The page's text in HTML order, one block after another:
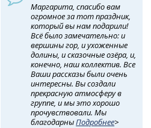
Маргарита, спасибо вам
огромное за тот праздник,
который вы нам подарили!
Всё было замечательно: и
вершины гор, и ухоженные
долины, и сказочные озёра, и,
конечно, наш коллектив. Все
Ваши рассказы были очень
интересны. Вы создали
прекрасную атмосферу в
группе, и мы это хорошо
прочувствовали. Мы
благодарныПодробнее>